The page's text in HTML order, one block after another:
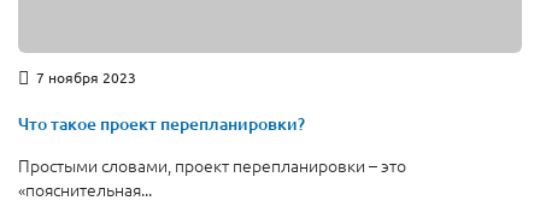
7 ноября 2023
Что такое проект перепланировки?
Простыми словами, проект перепланировки – это
«пояснительная...